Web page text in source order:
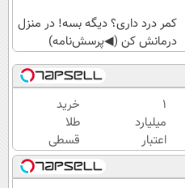
کمر درد داری؟ دیگه بسه! در منزل
درمانش کن (◀پرسش‌نامه)
۱
میلیارد
اعتبار
خرید
طلا |
خرید
طلا
قسطی
شد!!!!!!